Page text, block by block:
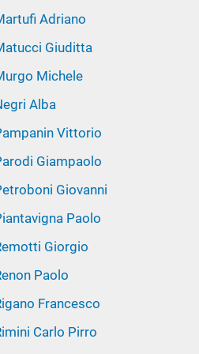
Adriano
Giuditta
Michele
Alba
Vittorio
Giampaolo
Giovanni
Paolo
Giorgio
Paolo
Francesco
Carlo Pirro